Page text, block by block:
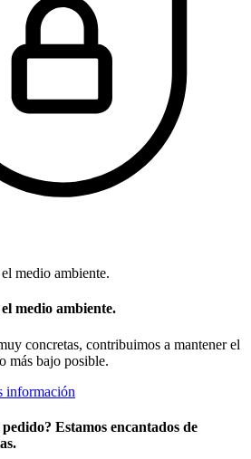
medio ambiente.
concretas, contribuimos a mantener el
más bajo posible.
información
Estamos encantados de